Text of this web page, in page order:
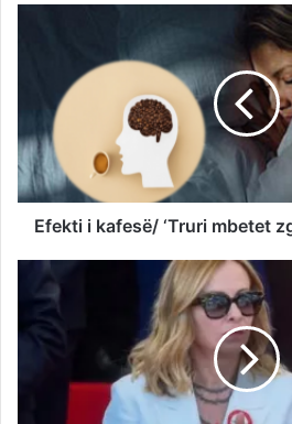
Efekti i kafesë/ ‘Truri mbetet